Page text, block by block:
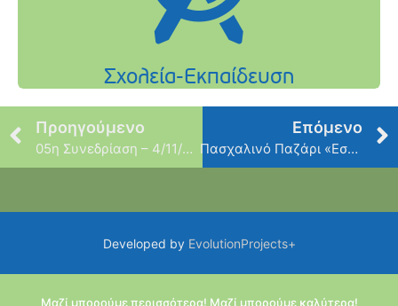
Προηγούμενο
05η Συνεδρίαση – 4/11/2019
Επόμενο
Πασχαλινό Παζάρι «Εστίας»
Developed by EvolutionProjects+
Μαζί μπορούμε περισσότερα! Μαζί μπορούμε καλύτερα!